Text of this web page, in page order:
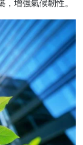
增強氣候韌性。